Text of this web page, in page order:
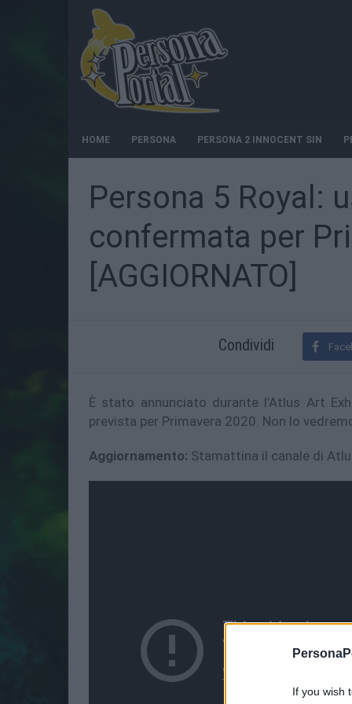
If you wish
HOME PERSONA PERSONA 2 INNOCENT SIN
Persona 5 Royal:
confermata per
[AGGIORNATO]
Condividi
È stato annunciato durante l’Atlus Art
prevista per Primavera 2020. Non lo
Aggiornamento: Stamattina il canale di